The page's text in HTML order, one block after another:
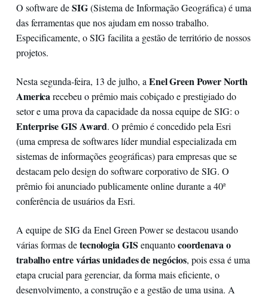
O software deSIG(Sistema de Informação Geográfica) é uma
das ferramentas que nos ajudam em nosso trabalho.
Especificamente, o SIG facilita a gestão de território de nossos
projetos.
Nesta segunda-feira, 13 de julho, a Enel Green Power North
Americarecebeu o prêmio mais cobiçado e prestigiado do
setor e uma prova da capacidade da nossa equipe de SIG: o
Enterprise GIS Award. O prêmio é concedido pela Esri
(uma empresa de softwares líder mundial especializada em
sistemas de informações geográficas) para empresas que se
destacam pelo design do software corporativo de SIG. O
prêmio foi anunciado publicamente online durante a 40ª
conferência de usuários da Esri.
A equipe de SIG da Enel Green Power se destacou usando
várias formas detecnologia GIS enquantocoordenava o
trabalho entre várias unidades de negócios, pois essa é uma
etapa crucial para gerenciar, da forma mais eficiente, o
desenvolvimento, a construção e a gestão de uma usina. A